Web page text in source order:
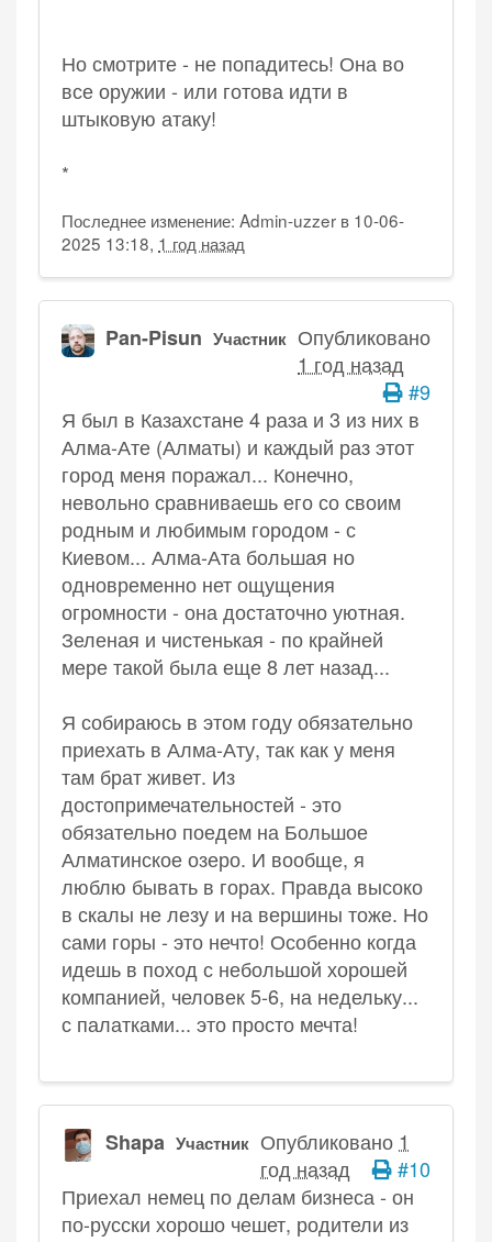
Но смотрите - не попадитесь! Она во
все оружии - или готова идти в
штыковую атаку!
*
Последнее изменение: Admin-uzzer в 10-06-
2025 13:18, 1 год назад
Pan-Pisun Участник Опубликовано
1 год назад
#9
Я был в Казахстане 4 раза и 3 из них в
Алма-Ате (Алматы) и каждый раз этот
город меня поражал... Конечно,
невольно сравниваешь его со своим
родным и любимым городом - с
Киевом... Алма-Ата большая но
одновременно нет ощущения
огромности - она достаточно уютная.
Зеленая и чистенькая - по крайней
мере такой была еще 8 лет назад...
Я собираюсь в этом году обязательно
приехать в Алма-Ату, так как у меня
там брат живет. Из
достопримечательностей - это
обязательно поедем на Большое
Алматинское озеро. И вообще, я
люблю бывать в горах. Правда высоко
в скалы не лезу и на вершины тоже. Но
сами горы - это нечто! Особенно когда
идешь в поход с небольшой хорошей
компанией, человек 5-6, на недельку...
с палатками... это просто мечта!
Shapa Участник Опубликовано 1
год назад
#10
Приехал немец по делам бизнеса - он
по-русски хорошо чешет, родители из